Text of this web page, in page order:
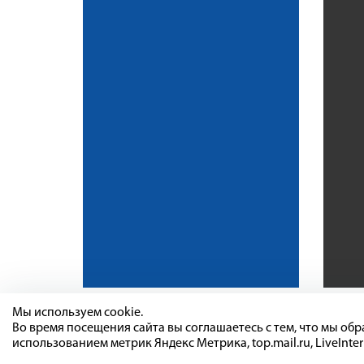
Мы используем cookie.
Во время посещения сайта вы соглашаетесь с тем, что мы
использованием метрик Яндекс Метрика, top.mail.ru,